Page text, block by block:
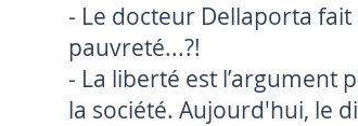
- Le docteur Dellaporta
pauvreté...?!
- La liberté est l’argument
la société. Aujourd'hui, le